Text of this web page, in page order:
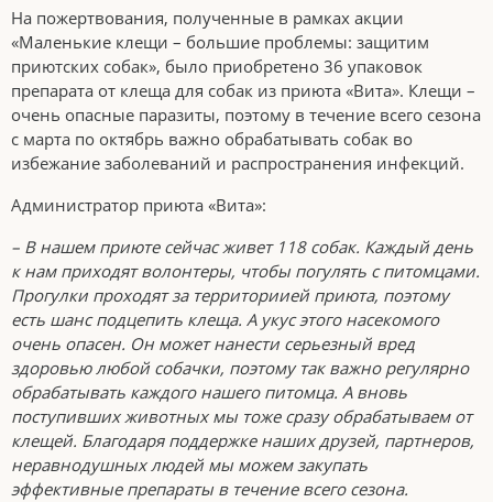
На пожертвования, полученные в рамках акции
«Маленькие клещи – большие проблемы: защитим
приютских собак», было приобретено 36 упаковок
препарата от клеща для собак из приюта «Вита». Клещи –
очень опасные паразиты, поэтому в течение всего сезона
с марта по октябрь важно обрабатывать собак во
избежание заболеваний и распространения инфекций.
Администратор приюта «Вита»:
– В нашем приюте сейчас живет 118 собак. Каждый день
к нам приходят волонтеры, чтобы погулять с питомцами.
Прогулки проходят за территориией приюта, поэтому
есть шанс подцепить клеща. А укус этого насекомого
очень опасен. Он может нанести серьезный вред
здоровью любой собачки, поэтому так важно регулярно
обрабатывать каждого нашего питомца. А вновь
поступивших животных мы тоже сразу обрабатываем от
клещей. Благодаря поддержке наших друзей, партнеров,
неравнодушных людей мы можем закупать
эффективные препараты в течение всего сезона.